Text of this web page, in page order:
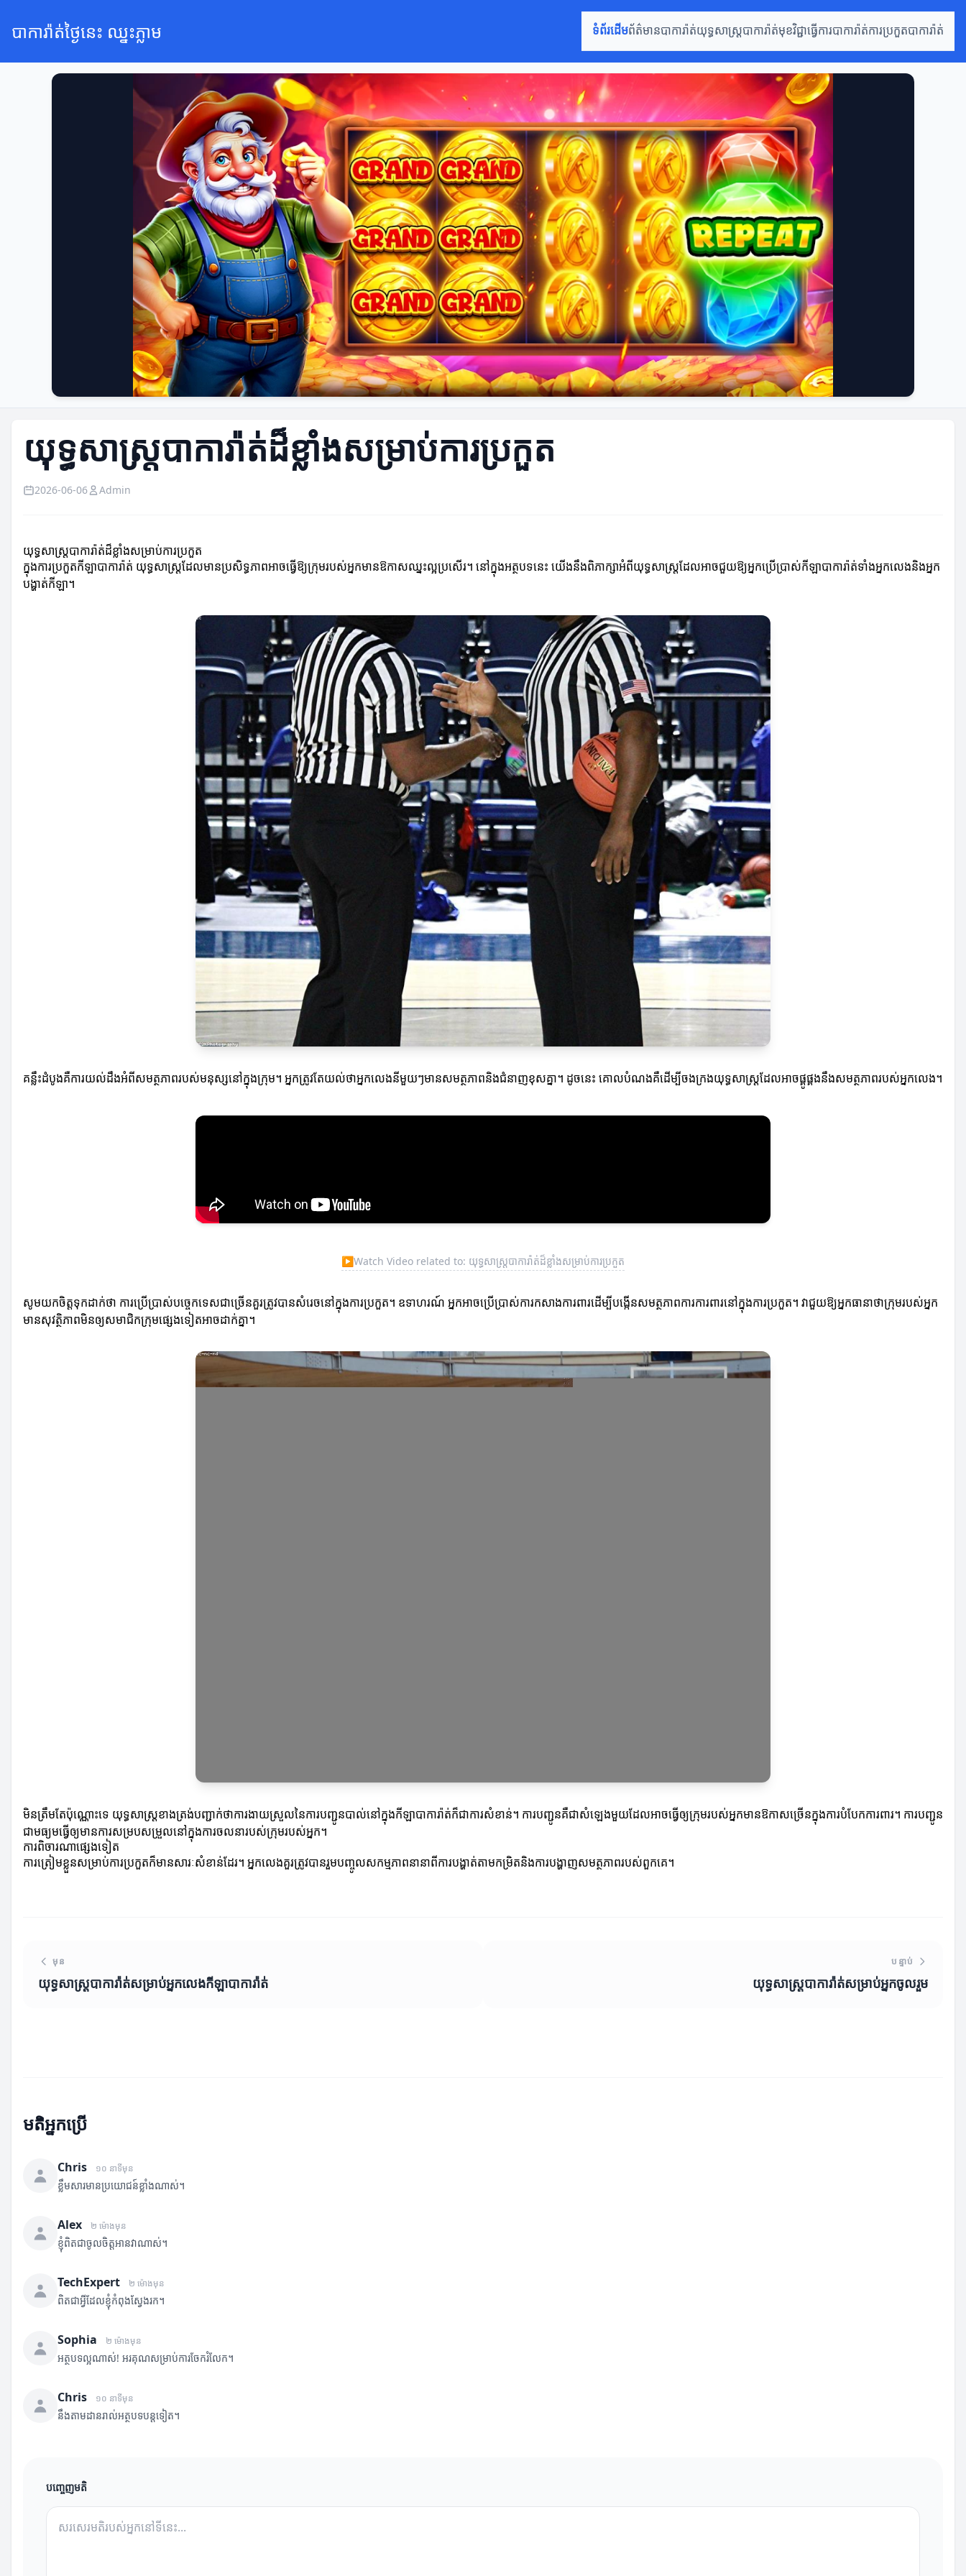
បាការ៉ាត់ថ្ងៃនេះ ឈ្នះភ្លាម ទំព័រដើមព័ត៌មានបាការ៉ាត់យុទ្ធសាស្ត្របាការ៉ាត់មុខវិជ្ជាធ្វើការបាការ៉ាត់ការប្រកួតបាការ៉ាត់
យុទ្ធសាស្ត្របាការ៉ាត់ដ៏ខ្លាំងសម្រាប់ការប្រកួត
2026-06-06 Admin
យុទ្ធសាស្ត្របាការ៉ាត់ដ៏ខ្លាំងសម្រាប់ការប្រកួត
ក្នុងការប្រកួតកីឡាបាការ៉ាត់ យុទ្ធសាស្ត្រដែលមានប្រសិទ្ធភាពអាចធ្វើឱ្យក្រុមរបស់អ្នកមានឱកាសឈ្នះល្អប្រសើរ។ នៅក្នុងអត្ថបទនេះ យើងនឹងពិភាក្សាអំពីយុទ្ធសាស្ត្រដែលអាចជួយឱ្យអ្នកប្រើប្រាស់កីឡាបាការ៉ាត់ទាំងអ្នកលេងនិងអ្នក
បង្ហាត់កីឡា។
គន្លឹះដំបូងគឺការយល់ដឹងអំពីសមត្ថភាពរបស់មនុស្សនៅក្នុងក្រុម។ អ្នកត្រូវតែយល់ថាអ្នកលេងនីមួយៗមានសមត្ថភាពនិងជំនាញខុសគ្នា។ ដូចនេះ គោលបំណងគឺដើម្បីចងក្រងយុទ្ធសាស្ត្រដែលអាចផ្គូផ្គងនឹងសមត្ថភាពរបស់អ្នកលេង។
▶Watch Video related to: យុទ្ធសាស្ត្របាការ៉ាត់ដ៏ខ្លាំងសម្រាប់ការប្រកួត
សូមយកចិត្តទុកដាក់ថា ការប្រើប្រាស់បច្ចេកទេសជាច្រើនគួរត្រូវបានសំរេចនៅក្នុងការប្រកួត។ ឧទាហរណ៍ អ្នកអាចប្រើប្រាស់ការកសាងការពារដើម្បីបង្កើនសមត្ថភាពការការពារនៅក្នុងការប្រកួត។ វាជួយឱ្យអ្នកធានាថាក្រុមរបស់អ្នក
មានសុវត្ថិភាពមិនឲ្យសមាជិកក្រុមផ្សេងទៀតអាចដាក់គ្នា។
មិនត្រឹមតែប៉ុណ្ណោះទេ យុទ្ធសាស្ត្រខាងត្រង់បញ្ជាក់ថាការ​ងាយស្រួលនៃការបញ្ជូនបាល់នៅក្នុងកីឡាបាការ៉ាត់ក៏ជាការសំខាន់។ ការបញ្ជូនគឺជាសំឡេងមួយដែលអាចធ្វើឲ្យក្រុមរបស់អ្នកមានឱកាសច្រើនក្នុងការបំបែកការពារ។ ការបញ្ជូន
ជាមធ្យមធ្វើឲ្យមានការសម្របសម្រួលនៅក្នុងការចលនារបស់ក្រុមរបស់អ្នក។
ការពិចារណាផ្សេងទៀត
ការត្រៀមខ្លួនសម្រាប់ការប្រកួតក៏មានសារៈសំខាន់ដែរ។ អ្នកលេងគួរត្រូវបានរួមបញ្ចូលសកម្មភាពនានាពីការបង្ហាត់តាមកម្រិតនិងការបង្ហាញសមត្ថភាពរបស់ពួកគេ។
មុន
យុទ្ធសាស្ត្របាការ៉ាត់សម្រាប់អ្នកលេងកីឡាបាការ៉ាត់
បន្ទាប់
យុទ្ធសាស្ត្របាការ៉ាត់សម្រាប់អ្នកចូលរួម
មតិអ្នកប្រើ
Chris ១០ នាទីមុន
ខ្លឹមសារមានប្រយោជន៍ខ្លាំងណាស់។
Alex ២ ម៉ោងមុន
ខ្ញុំពិតជាចូលចិត្តអានវាណាស់។
TechExpert ២ ម៉ោងមុន
ពិតជាអ្វីដែលខ្ញុំកំពុងស្វែងរក។
Sophia ២ ម៉ោងមុន
អត្ថបទល្អណាស់! អរគុណសម្រាប់ការចែករំលែក។
Chris ១០ នាទីមុន
នឹងតាមដានរាល់អត្ថបទបន្តទៀត។
បញ្ចេញមតិ